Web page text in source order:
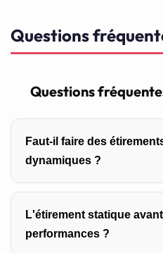
Questions
Questions
Faut-il faire des
dynamiques ?
concurrentes d’une même
n’est pas vraiment un
L'étirement statique
performances ?